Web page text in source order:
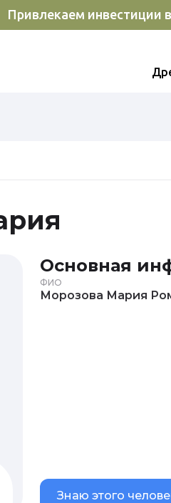
Привлекаем инвестиции
Основная
ФИО
Морозова
Знаю этого